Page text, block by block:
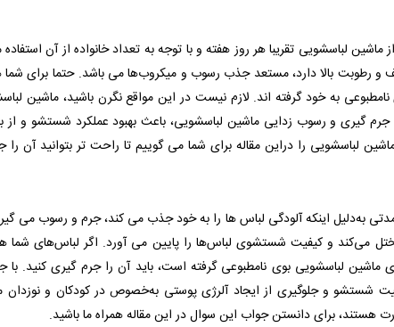
لباسشویی تقریبا هر روز هفته و با توجه به تعداد خانواده از آن
و رطوبت بالا دارد، مستعد جذب رسوب و میکروب‌ها می باشد. حتما برای
به خود گرفته اند. لازم نیست در این مواقع نگرن باشید، ماشین
‌گیری و رسوب ‌زدایی ماشین لباسشویی، باعث بهبود عملکرد شستشو و از
را دراین مقاله برای شما می گوییم تا راحت تر بتوانید آن را
به‌دلیل اینکه آلودگی لباس ها را به خود جذب می کند، جرم و رسوب می
می‌کند و کیفیت شستشوی لباس‌ها را پایین می آورد. اگر لباس‌های شما
لباسشویی بوی نامطبوعی گرفته است، باید آن را جرم‌ گیری کنید. با
شستشو و جلوگیری از ایجاد آلرژی پوستی به‌خصوص در کودکان و
برای دانستن جواب این سوال در این مقاله همراه ما باشید.